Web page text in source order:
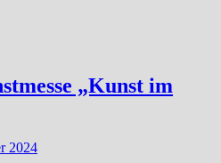
„Kunst im
2024